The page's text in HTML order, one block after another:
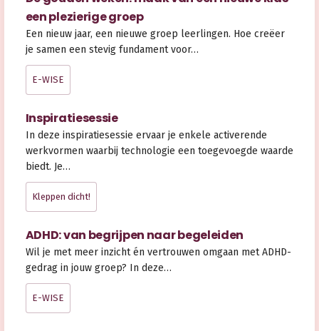
een plezierige groep
Een nieuw jaar, een nieuwe groep leerlingen. Hoe creëer
je samen een stevig fundament voor…
E-WISE
Inspiratiesessie
In deze inspiratiesessie ervaar je enkele activerende
werkvormen waarbij technologie een toegevoegde waarde
biedt. Je…
Kleppen dicht!
ADHD: van begrijpen naar begeleiden
Wil je met meer inzicht én vertrouwen omgaan met ADHD-
gedrag in jouw groep? In deze…
E-WISE